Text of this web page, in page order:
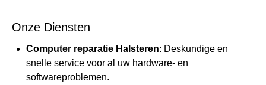
Onze Diensten
Computer reparatie Halsteren: Deskundige en
snelle service voor al uw hardware- en
softwareproblemen.